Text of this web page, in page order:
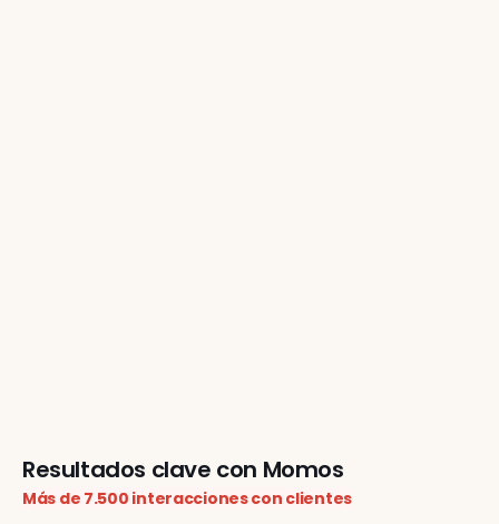
Resultados clave con Momos
Más de 7.500 interacciones con clientes